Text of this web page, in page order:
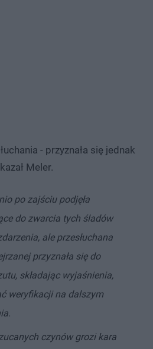
- przyznała się jednak
Meler.
po zajściu podjęła
do zwarcia tych śladów
ale przesłuchana
przyznała się do
składając wyjaśnienia,
weryfikacji na dalszym
czynów grozi kara